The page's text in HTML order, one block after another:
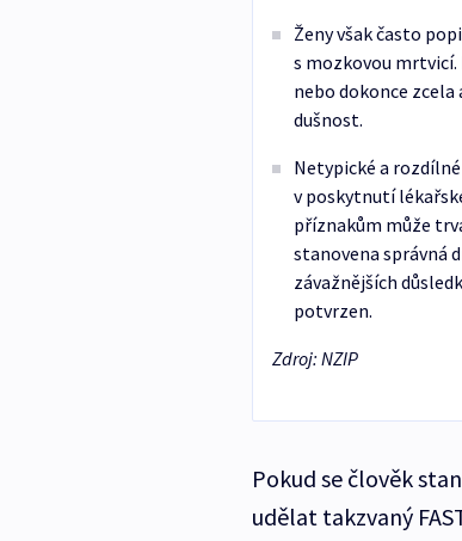
Ženy však často
s mozkovou
nebo dokonce
dušnost.
Netypické a
v poskytnutí
příznakům může
stanovena správná
závažnějších
potvrzen.
Zdroj: NZIP
Pokud se člověk
udělat takzvaný